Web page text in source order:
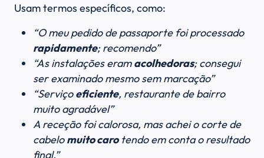
Usam termos específicos, como:
“O meu pedido de passaporte foi processado
rapidamente; recomendo”
“As instalações eramacolhedoras; consegui
ser examinado mesmo sem marcação”
“Serviçoeficiente, restaurante de bairro
muito agradável”
A receção foi calorosa, mas achei o corte de
cabelomuito carotendo em conta o resultado
final.”